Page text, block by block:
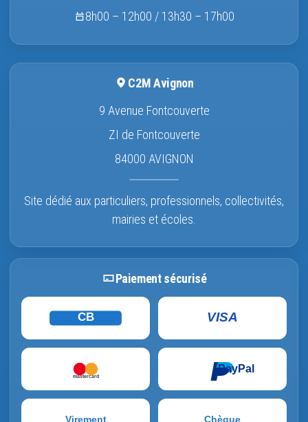
8h00 – 12h00 / 13h30 – 17h00
C2M Avignon
9 Avenue Fontcouverte
ZI de Fontcouverte
84000 AVIGNON
Site dédié aux particuliers, professionnels, collectivités,
mairies et écoles.
Paiement sécurisé
CB VISA
mastercard
PayPal
Virement Chèque